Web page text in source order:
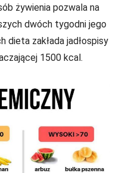
żywienia pozwala na
dwóch tygodni jego
dieta zakłada jadłospisy
1500 kcal.